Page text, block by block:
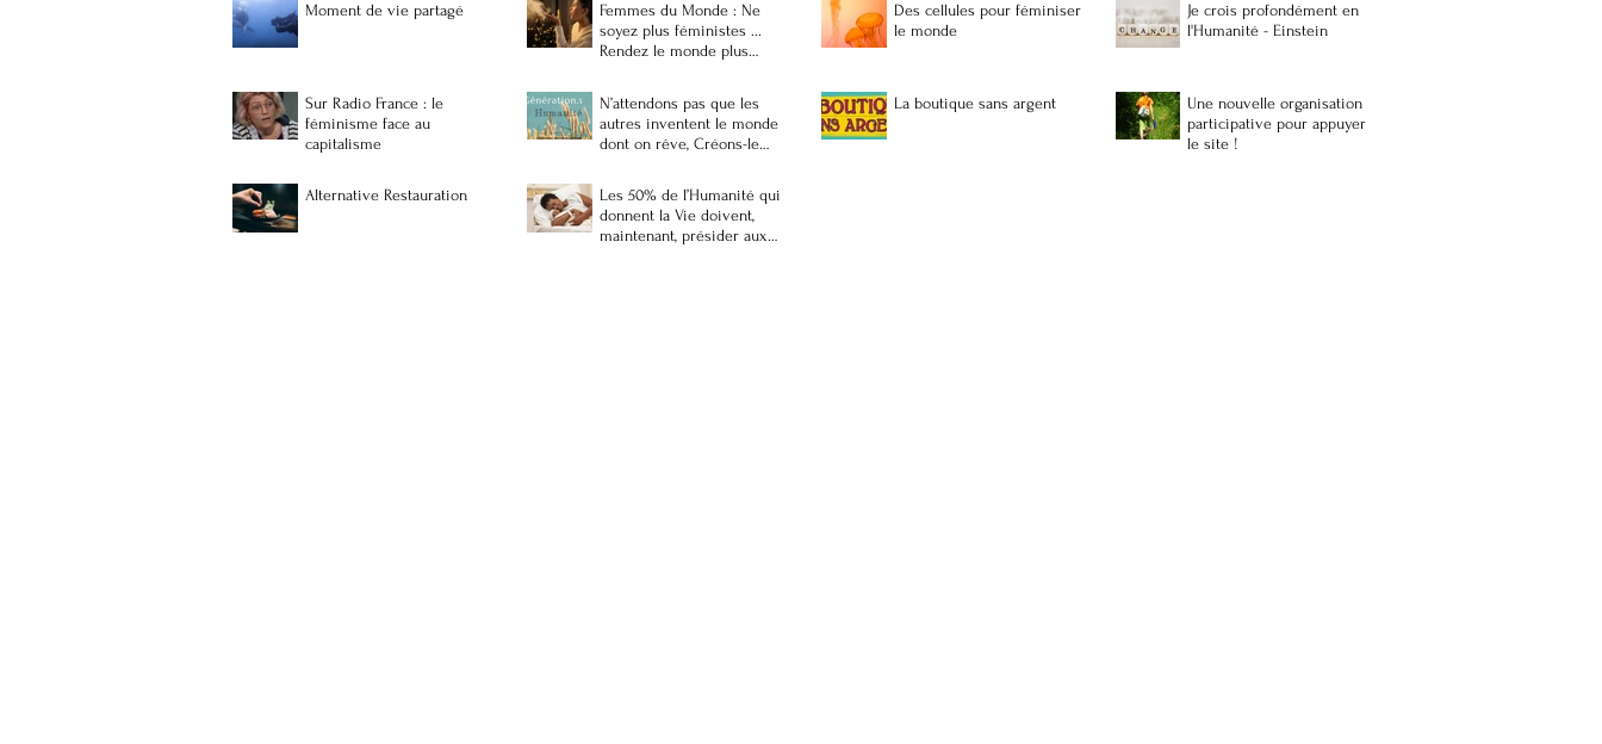
Moment de vie partagé
Femmes du Monde : Ne
soyez plus féministes ...
Rendez le monde plus
Des cellules pour féminiser
le monde
Je crois profondément en
l'Humanité - Einstein
Sur Radio France : le
féminisme face au
capitalisme
N’attendons pas que les
autres inventent le monde
dont on rêve, Créons-le
La boutique sans argent
Une nouvelle organisation
participative pour appuyer
le site !
Alternative Restauration
Les 50% de l’Humanité qui
donnent la Vie doivent,
maintenant, présider aux